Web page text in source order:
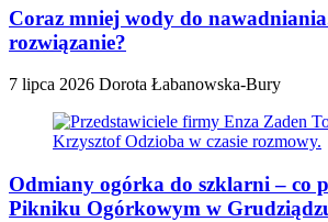
Coraz mniej wody do
rozwiązanie?
7 lipca 2026 Dorota Łabanowska-Bury
Odmiany ogórka do szklarni – co
Pikniku Ogórkowym w